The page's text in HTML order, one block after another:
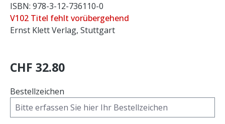
ISBN: 978-3-12-736110-0
V102 Titel fehlt vorübergehend
Ernst Klett Verlag, Stuttgart
CHF 32.80
Bestellzeichen